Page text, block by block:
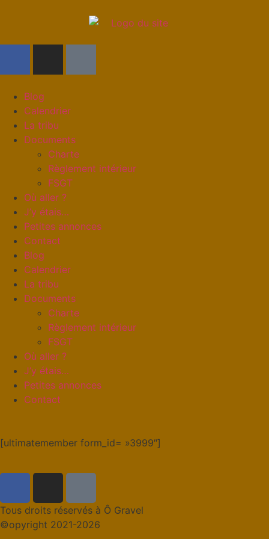
Blog
Calendrier
La tribu
Documents
Charte
Règlement intérieur
FSGT
Où aller ?
J’y étais…
Petites annonces
Contact
Blog
Calendrier
La tribu
Documents
Charte
Règlement intérieur
FSGT
Où aller ?
J’y étais…
Petites annonces
Contact
[ultimatemember form_id= »3999″]
Tous droits réservés à Ô Gravel
©opyright 2021-2026